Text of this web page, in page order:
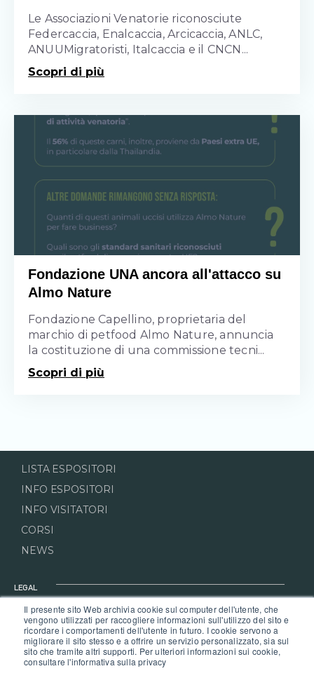
Il presente sito Web archivia cookie sul computer dell'utente, che
vengono utilizzati per raccogliere informazioni sull'utilizzo del sito e
ricordare i comportamenti dell'utente in futuro. I cookie servono a
migliorare il sito stesso e a offrire un servizio personalizzato, sia sul
sito che tramite altri supporti. Per ulteriori informazioni sui cookie,
consultare l'informativa sulla privacy
Le Associazioni Venatorie riconosciute
Federcaccia, Enalcaccia, Arcicaccia, ANLC,
ANUUMigratoristi, Italcaccia e il CNCN...
Scopri di più
Fondazione UNA ancora all'attacco su
Almo Nature
Fondazione Capellino, proprietaria del
marchio di petfood Almo Nature, annuncia
la costituzione di una commissione tecni...
Scopri di più
LISTA ESPOSITORI
INFO ESPOSITORI
INFO VISITATORI
CORSI
NEWS
LEGAL
PRIVACY POLICY
COOKIE POLICY
REGOLAMENTO DI QUARTIERE
REGOLAMENTO VISITATORI